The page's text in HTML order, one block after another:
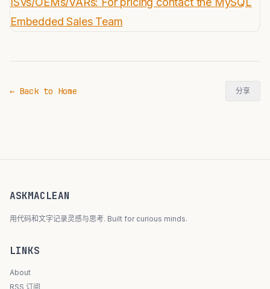
← Back to Home 分享
ASKMACLEAN
用代码和文字记录灵感与思考. Built for curious minds.
LINKS
About
RSS 订阅